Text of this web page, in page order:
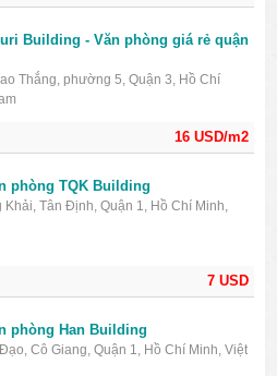
16 USD/m2
Building - Văn phòng giá rẻ quận
Thắng, phường 5, Quận 3, Hồ Chí
7 USD
phòng TQK Building
Khải, Tân Định, Quận 1, Hồ Chí Minh,
phòng Han Building
Cô Giang, Quận 1, Hồ Chí Minh, Việt